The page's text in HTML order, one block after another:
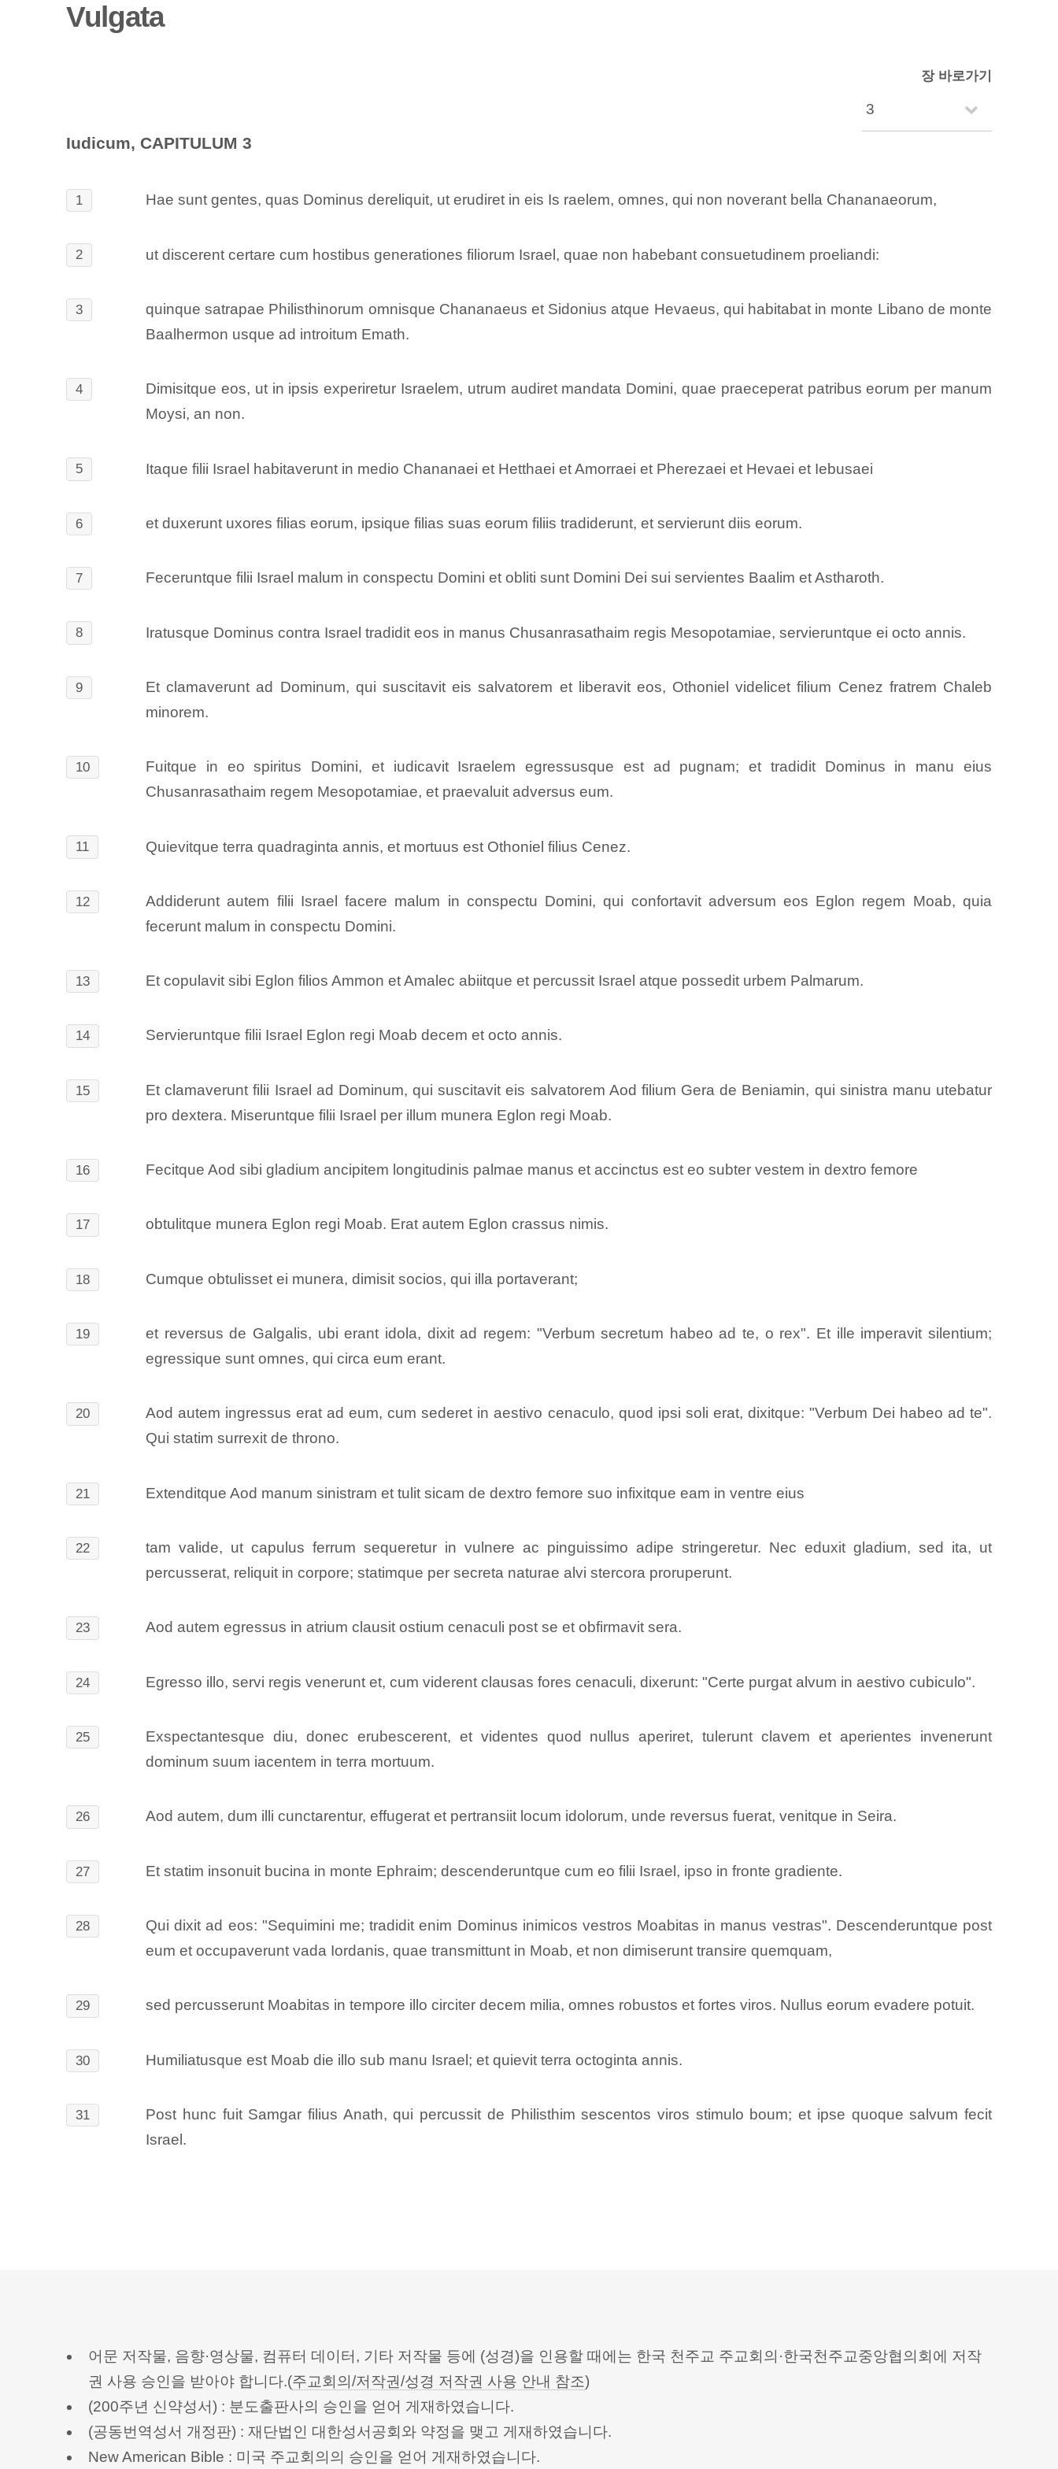
Vulgata
장 바로가기
Iudicum, CAPITULUM 3
1 Hae sunt gentes, quas Dominus dereliquit, ut erudiret in eis Is raelem, omnes, qui non noverant bella Chananaeorum,
2 ut discerent certare cum hostibus generationes filiorum Israel, quae non habebant consuetudinem proeliandi:
3
quinque satrapae Philisthinorum omnisque Chananaeus et Sidonius atque Hevaeus, qui habitabat in monte Libano de monte
Baalhermon usque ad introitum Emath.
4
Dimisitque eos, ut in ipsis experiretur Israelem, utrum audiret mandata Domini, quae praeceperat patribus eorum per manum
Moysi, an non.
5 Itaque filii Israel habitaverunt in medio Chananaei et Hetthaei et Amorraei et Pherezaei et Hevaei et Iebusaei
6 et duxerunt uxores filias eorum, ipsique filias suas eorum filiis tradiderunt, et servierunt diis eorum.
7 Feceruntque filii Israel malum in conspectu Domini et obliti sunt Domini Dei sui servientes Baalim et Astharoth.
8 Iratusque Dominus contra Israel tradidit eos in manus Chusanrasathaim regis Mesopotamiae, servieruntque ei octo annis.
9
Et clamaverunt ad Dominum, qui suscitavit eis salvatorem et liberavit eos, Othoniel videlicet filium Cenez fratrem Chaleb
minorem.
10
Fuitque in eo spiritus Domini, et iudicavit Israelem egressusque est ad pugnam; et tradidit Dominus in manu eius
Chusanrasathaim regem Mesopotamiae, et praevaluit adversus eum.
11 Quievitque terra quadraginta annis, et mortuus est Othoniel filius Cenez.
12
Addiderunt autem filii Israel facere malum in conspectu Domini, qui confortavit adversum eos Eglon regem Moab, quia
fecerunt malum in conspectu Domini.
13 Et copulavit sibi Eglon filios Ammon et Amalec abiitque et percussit Israel atque possedit urbem Palmarum.
14 Servieruntque filii Israel Eglon regi Moab decem et octo annis.
15
Et clamaverunt filii Israel ad Dominum, qui suscitavit eis salvatorem Aod filium Gera de Beniamin, qui sinistra manu utebatur
pro dextera. Miseruntque filii Israel per illum munera Eglon regi Moab.
16 Fecitque Aod sibi gladium ancipitem longitudinis palmae manus et accinctus est eo subter vestem in dextro femore
17 obtulitque munera Eglon regi Moab. Erat autem Eglon crassus nimis.
18 Cumque obtulisset ei munera, dimisit socios, qui illa portaverant;
19
et reversus de Galgalis, ubi erant idola, dixit ad regem: "Verbum secretum habeo ad te, o rex". Et ille imperavit silentium;
egressique sunt omnes, qui circa eum erant.
20
Aod autem ingressus erat ad eum, cum sederet in aestivo cenaculo, quod ipsi soli erat, dixitque: "Verbum Dei habeo ad te".
Qui statim surrexit de throno.
21 Extenditque Aod manum sinistram et tulit sicam de dextro femore suo infixitque eam in ventre eius
22
tam valide, ut capulus ferrum sequeretur in vulnere ac pinguissimo adipe stringeretur. Nec eduxit gladium, sed ita, ut
percusserat, reliquit in corpore; statimque per secreta naturae alvi stercora proruperunt.
23 Aod autem egressus in atrium clausit ostium cenaculi post se et obfirmavit sera.
24 Egresso illo, servi regis venerunt et, cum viderent clausas fores cenaculi, dixerunt: "Certe purgat alvum in aestivo cubiculo".
25
Exspectantesque diu, donec erubescerent, et videntes quod nullus aperiret, tulerunt clavem et aperientes invenerunt
dominum suum iacentem in terra mortuum.
26 Aod autem, dum illi cunctarentur, effugerat et pertransiit locum idolorum, unde reversus fuerat, venitque in Seira.
27 Et statim insonuit bucina in monte Ephraim; descenderuntque cum eo filii Israel, ipso in fronte gradiente.
28
Qui dixit ad eos: "Sequimini me; tradidit enim Dominus inimicos vestros Moabitas in manus vestras". Descenderuntque post
eum et occupaverunt vada Iordanis, quae transmittunt in Moab, et non dimiserunt transire quemquam,
29 sed percusserunt Moabitas in tempore illo circiter decem milia, omnes robustos et fortes viros. Nullus eorum evadere potuit.
30 Humiliatusque est Moab die illo sub manu Israel; et quievit terra octoginta annis.
31
Post hunc fuit Samgar filius Anath, qui percussit de Philisthim sescentos viros stimulo boum; et ipse quoque salvum fecit
Israel.
어문 저작물, 음향·영상물, 컴퓨터 데이터, 기타 저작물 등에 (성경)을 인용할 때에는 한국 천주교 주교회의·한국천주교중앙협의회에 저작
권 사용 승인을 받아야 합니다.(주교회의/저작권/성경 저작권 사용 안내 참조)
(200주년 신약성서) : 분도출판사의 승인을 얻어 게재하였습니다.
(공동번역성서 개정판) : 재단법인 대한성서공회와 약정을 맺고 게재하였습니다.
New American Bible : 미국 주교회의의 승인을 얻어 게재하였습니다.